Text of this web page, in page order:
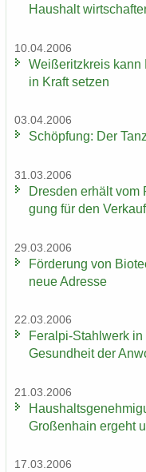
Haus­halt
10.04.2006
Wei­ße­ritz­kreis kann
in Kraft set­zen
03.04.2006
Schöp­fung: Der
31.03.2006
Dres­den er­hält
gung für den
29.03.2006
För­de­rung von
neue Adres­se
22.03.2006
Feralpi-​Stahlwerk
Ge­sund­heit der
21.03.2006
Großenhain er­geht
17.03.2006